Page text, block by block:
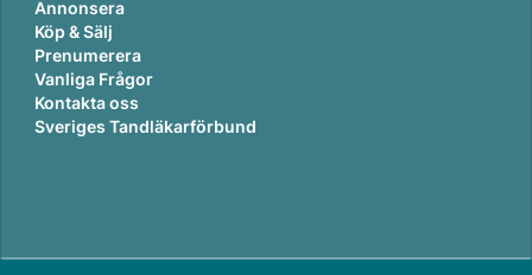
Annonsera
Köp & Sälj
Prenumerera
Vanliga Frågor
Kontakta oss
Sveriges Tandläkarförbund